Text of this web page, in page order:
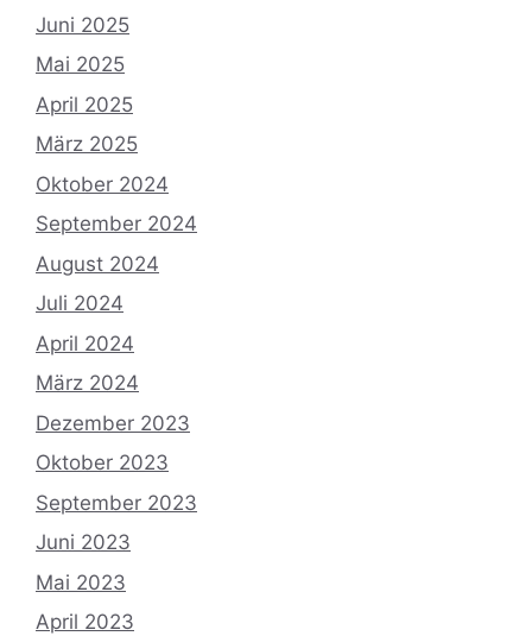
Juni 2025
Mai 2025
April 2025
März 2025
Oktober 2024
September 2024
August 2024
Juli 2024
April 2024
März 2024
Dezember 2023
Oktober 2023
September 2023
Juni 2023
Mai 2023
April 2023